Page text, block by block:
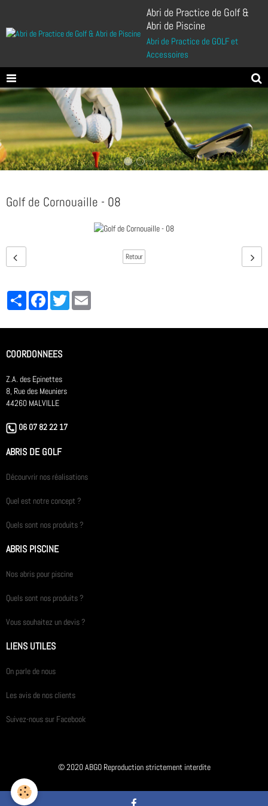
Abri de Practice de Golf &
Abri de Piscine
Abri de Practice de GOLF et
Accessoires
Golf de Cornouaille - 08
Retour
PartagerFacebookTwitter
COORDONNEES
Z.A. des Epinettes
8, Rue des Meuniers
44260 MALVILLE
06 07 82 22 17
ABRIS DE GOLF
Décourvrir nos réalisations
Quel est notre concept ?
Quels sont nos produits ?
ABRIS PISCINE
Nos abris pour piscine
Quels sont nos produits ?
Vous souhaitez un devis ?
LIENS UTILES
On parle de nous
Les avis de nos clients
Suivez-nous sur Facebook
© 2020 ABGO Reproduction strictement interdite